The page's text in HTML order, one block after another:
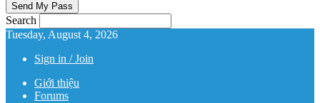
Search
Tuesday, August 4, 2026
Sign in / Join
Giới thiệu
Forums